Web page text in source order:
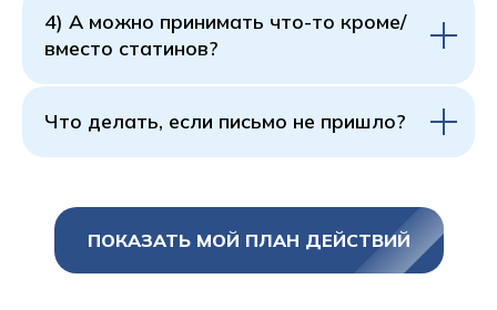
4) А можно принимать что-то кроме/
вместо статинов?
Что делать, если письмо не пришло?
ПОКАЗАТЬ МОЙ ПЛАН ДЕЙСТВИЙ